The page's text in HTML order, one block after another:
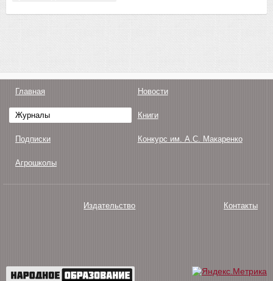
Главная Новости
Журналы Книги
Подписки Конкурс им. А.С. Макаренко
Агрошколы
Издательство Контакты